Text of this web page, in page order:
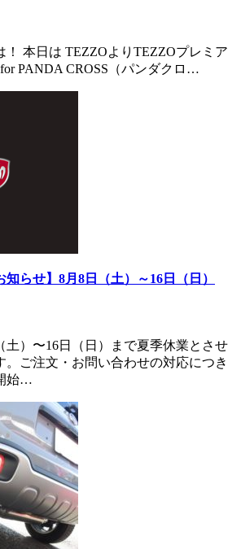
！ 本日は TEZZOよりTEZZOプレミア
PANDA CROSS（パンダクロ…
知らせ】8月8日（土）～16日（日）
土）〜16日（日）まで夏季休業とさせ
。ご注文・お問い合わせの対応につき
始…